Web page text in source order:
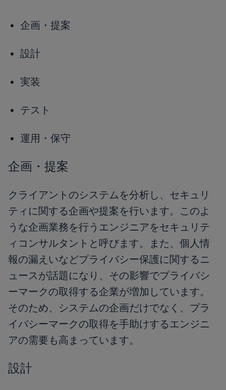
企画・提案
設計
実装
テスト
運用・保守
企画・提案
クライアントのシステムを分析し、セキュリ
ティに関する企画や提案を行います。このよ
うな企画業務を行うエンジニアをセキュリテ
ィコンサルタントと呼びます。また、個人情
報の漏えいなどプライバシー保護に関するニ
ュースが話題になり、その影響でプライバシ
ーマークの取得する企業が増加しています。
そのため、システムの企画だけでなく、プラ
イバシーマークの取得を手助けするエンジニ
アの需要も高まっています。
設計